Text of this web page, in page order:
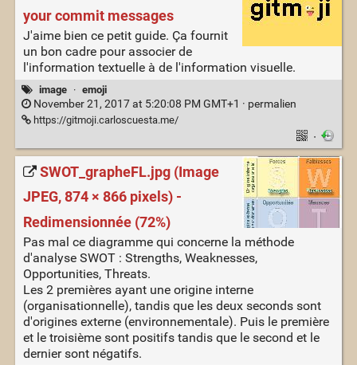
your commit messages
J'aime bien ce petit guide. Ça fournit
un bon cadre pour associer de
l'information textuelle à de l'information visuelle.
image · emoji
November 21, 2017 at 5:20:08 PM GMT+1 · permalien
https://gitmoji.carloscuesta.me/
·
SWOT_grapheFL.jpg (Image
JPEG, 874 × 866 pixels) -
Redimensionnée (72%)
Pas mal ce diagramme qui concerne la méthode
d'analyse SWOT : Strengths, Weaknesses,
Opportunities, Threats.
Les 2 premières ayant une origine interne
(organisationnelle), tandis que les deux seconds sont
d'origines externe (environnementale). Puis le première
et le troisième sont positifs tandis que le second et le
dernier sont négatifs.